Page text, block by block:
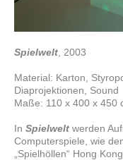
Spielwelt , 2003
Material: Karton,
Diaprojektionen, Sound
Maße: 110 x 400 x 450
In Spielwelt werden
Computerspiele, wie
„Spielhöllen“ Hong